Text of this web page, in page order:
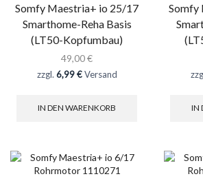
Somfy Maestria+ io 25/17
Smarthome-Reha Basis
(LT50-Kopfumbau)
49,00€
zzgl. 6,99 €Versand
IN DEN WARENKORB
Somfy
IN